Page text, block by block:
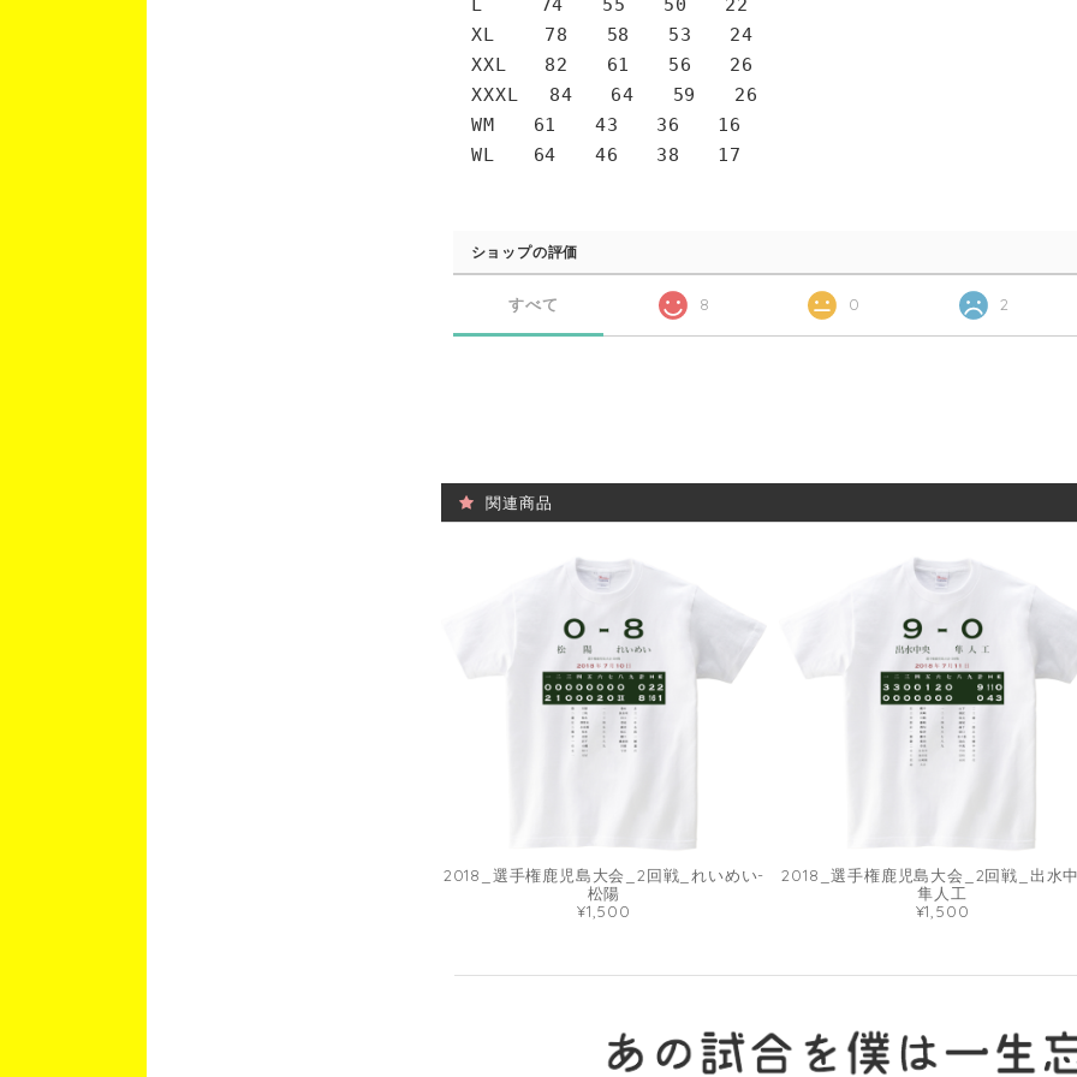
XL 78 58 53 24
XXL 82 61 56 26
XXXL 84 64 59 26
WM 61 43 36 16
WL 64 46 38 17
ショップの評価
すべて 8 0 2
関連商品
2018_選手権鹿児島大会_2回戦_れいめい-
松陽
¥1,500
2018_選手権鹿児島大会_2回戦_出水
隼人工
¥1,500